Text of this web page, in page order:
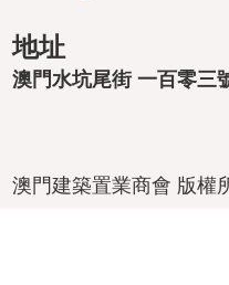
地址
澳門水坑尾街 一百零三
澳門建築置業商會 版權